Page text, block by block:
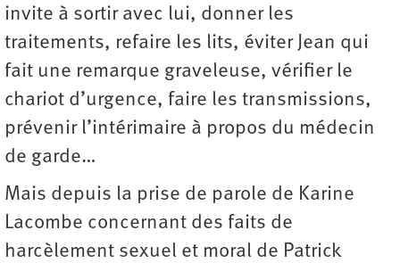
invite à sortir avec lui, donner les
traitements, refaire les lits, éviter Jean qui
fait une remarque graveleuse, vérifier le
chariot d’urgence, faire les transmissions,
prévenir l’intérimaire à propos du médecin
de garde…
Mais depuis la prise de parole de Karine
Lacombe concernant des faits de
harcèlement sexuel et moral de Patrick